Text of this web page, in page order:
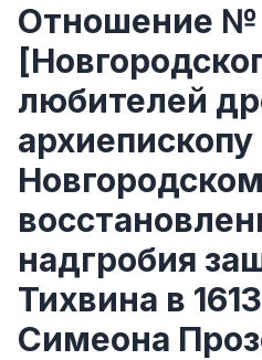
Отношение №
любителей
архиепископу
надгробия
Тихвина в
Симеона